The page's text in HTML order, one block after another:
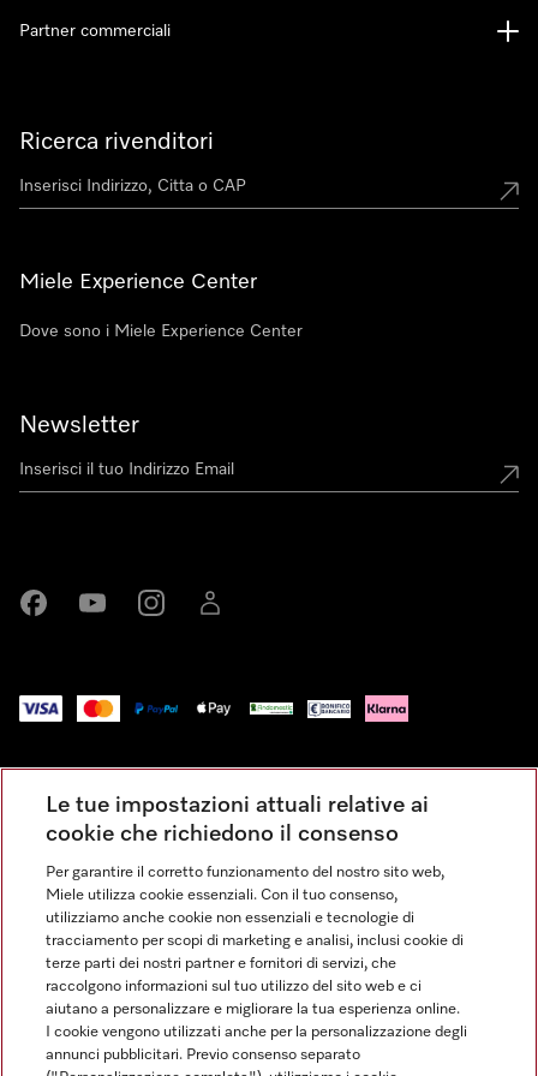
Ricerca rivenditori
Miele Experience Center
Dove sono i Miele Experience Center
Newsletter
Partner commerciali
Condizioni Generali di Vendita
Privacy
Condizioni di Utilizzo
Dichiarazione di Accessibilità
Modulo di recesso
Legge sui servizi digitali
Impostazioni dei cookie
Le tue impostazioni attuali relative ai
cookie che richiedono il consenso
Per garantire il corretto funzionamento del nostro sito web,
Miele utilizza cookie essenziali. Con il tuo consenso,
utilizziamo anche cookie non essenziali e tecnologie di
tracciamento per scopi di marketing e analisi, inclusi cookie di
terze parti dei nostri partner e fornitori di servizi, che
raccolgono informazioni sul tuo utilizzo del sito web e ci
aiutano a personalizzare e migliorare la tua esperienza online.
I cookie vengono utilizzati anche per la personalizzazione degli
annunci pubblicitari. Previo consenso separato